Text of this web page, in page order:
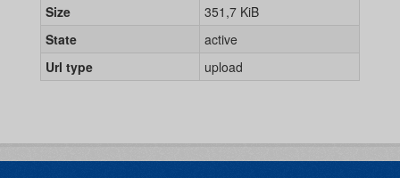
Size
351,7 KiB
State
active
Url type
upload